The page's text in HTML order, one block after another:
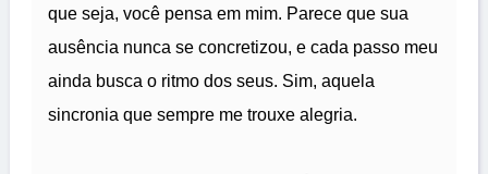
que seja, você pensa em mim. Parece que sua
ausência nunca se concretizou, e cada passo meu
ainda busca o ritmo dos seus. Sim, aquela
sincronia que sempre me trouxe alegria.